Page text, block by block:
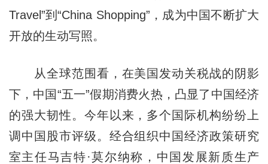
Travel”到“China Shopping”，成为中国不断扩大
开放的生动写照。
从全球范围看，在美国发动关税战的阴影
下，中国“五一”假期消费火热，凸显了中国经济
的强大韧性。今年以来，多个国际机构纷纷上
调中国股市评级。经合组织中国经济政策研究
室主任马吉特·莫尔纳称，中国发展新质生产